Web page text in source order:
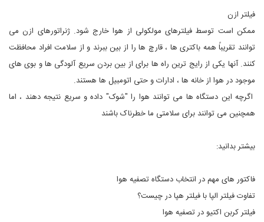
فیلتر ازن
ممکن است توسط فیلترهای مولکولی از هوا خارج شود. ژنراتورهای ازن می
توانند تقریباً همه باکتری ها ، قارچ ها را از بین ببرند و از سلامت افراد محافظت
کنند. آنها یکی از رایج ترین راه ها برای از بین بردن سریع آلودگی ها و بوی های
موجود در هوا از خانه ها ، ادارات و حتی اتومبیل ها هستند.
اگرچه این دستگاه ها می توانند هوا را "شوک" داده و سریع نتیجه دهند ، اما
همچنین می توانند برای سلامتی ما خطرناک باشند
بیشتر بدانید:
فاکتور های مهم در انتخاب دستگاه تصفیه هوا
تفاوت فیلتر الپا با فیلتر هپا در چیست؟
فیلتر کربن اکتیو در تصفیه هوا